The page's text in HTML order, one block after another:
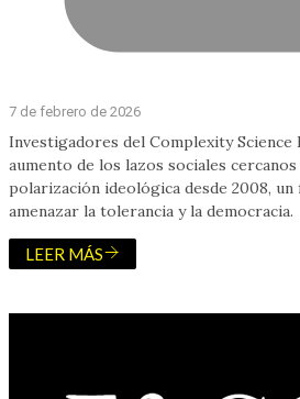
7 de febrero de 2026
Investigadores del Complexity Science
aumento de los lazos sociales
polarización ideológica desde 2008,
amenazar la tolerancia y la democracia.
LEER MÁS